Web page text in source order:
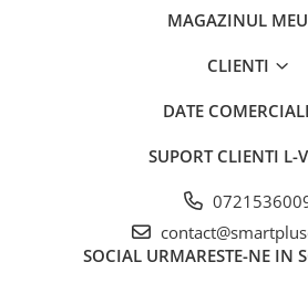
MAGAZINUL MEU
CLIENTI
DATE
SUPORT CLIENTI L-
SOCIAL URMARESTE-NE IN